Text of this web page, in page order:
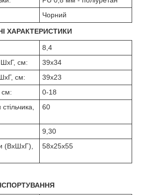
Чорний
ХАРАКТЕРИСТИКИ
8,4
ШхГ, см:
39х34
см:
39х23
см:
0-18
60
9,30
(ВхШхГ),
58х25х55